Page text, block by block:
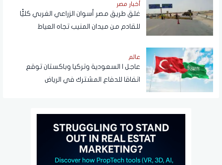
أخبار مصر
غلق طريق مصر أسوان الزراعي الغربي كليًّا
للقادم من ميدان المنيب تجاه العياط
عالم
عاجل | السعودية وتركيا وباكستان توقع
اتفاقا للدفاع المشترك في الرياض